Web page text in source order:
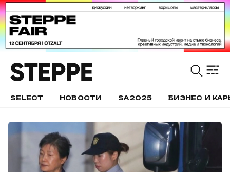
SELECT НОВОСТИ SA2025 БИЗНЕС И